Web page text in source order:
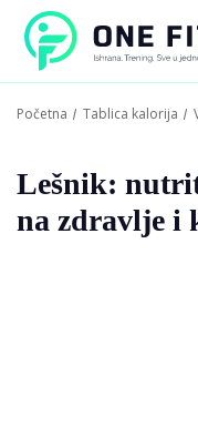
Početna Tablica kalorija
Lešnik:
na zdravlje i